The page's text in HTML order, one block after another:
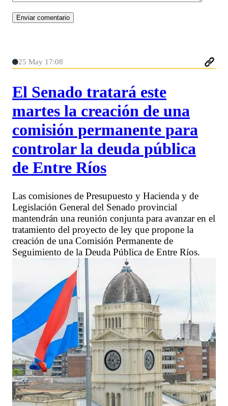
25 May 17:08
El Senado tratará este
martes la creación de una
comisión permanente para
controlar la deuda pública
de Entre Ríos
Las comisiones de Presupuesto y Hacienda y de
Legislación General del Senado provincial
mantendrán una reunión conjunta para avanzar en el
tratamiento del proyecto de ley que propone la
creación de una Comisión Permanente de
Seguimiento de la Deuda Pública de Entre Ríos.